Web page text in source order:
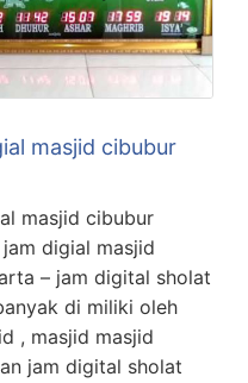
masjid cibubur
masjid cibubur
digial masjid
– jam digital sholat
di miliki oleh
, masjid masjid
jam digital sholat